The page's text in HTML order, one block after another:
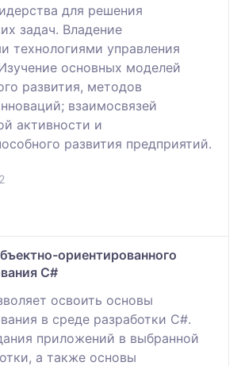
для решения
задач. Владение
технологиями управления
основных моделей
развития, методов
взаимосвязей
активности и
развития предприятий.
ориентированного
C#
освоить основы
в среде разработки C#.
приложений в выбранной
а также основы